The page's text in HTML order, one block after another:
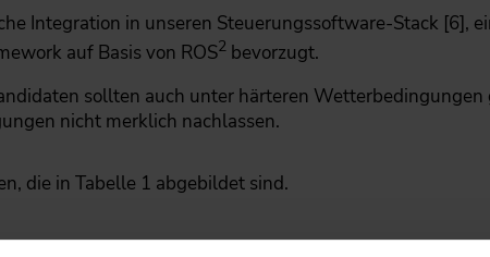
Integration in unseren Steuerungssoftware-Stack [6],
auf Basis von ROS2 bevorzugt.
sollten auch unter härteren
nicht merklich nachlassen.
die in Tabelle 1 abgebildet sind.